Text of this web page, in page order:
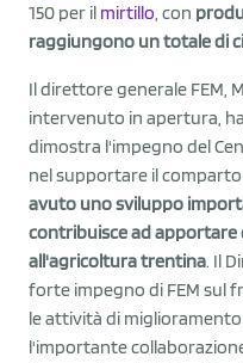
150 per il mirtillo, con
raggiungono un totale di
Il direttore generale FEM,
intervenuto in apertura,
dimostra l'impegno del
nel supportare il
avuto uno sviluppo
contribuisce ad apportare
all'agricoltura trentina. Il
forte impegno di FEM sul
le attività di
l'importante